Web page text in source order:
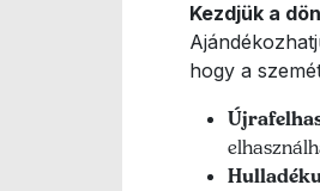
Kezdjük a
hogy a